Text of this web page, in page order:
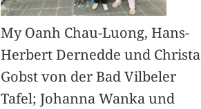
My Oanh Chau-Luong, Hans-
Herbert Dernedde und Christa
Gobst von der Bad Vilbeler
Tafel; Johanna Wanka und